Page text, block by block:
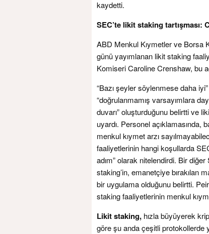
kaydetti.
SEC’te likit staking tartışması:
ABD Menkul Kıymetler ve Borsa
günü yayımlanan likit staking
Komiseri Caroline Crenshaw, bu
“Bazı şeyler söylenmese daha
“doğrulanmamış varsayımlara
duvarı” oluşturduğunu belirtti ve
uyardı. Personel açıklamasında,
menkul kıymet arzı
faaliyetlerinin hangi koşullarda
adım” olarak nitelendirdi. Bir
staking’in, emanetçiye bırakılan
bir uygulama olduğunu belirtti.
staking faaliyetlerinin menkul
Likit staking, hızla büyüyerek
göre şu anda çeşitli protokollerde